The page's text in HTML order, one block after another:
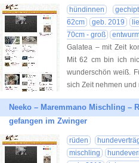
hündinnen gechipt
62cm
geb. 2019
70cm - groß
Galatea – mit Zeit
Mit 62 cm bin ich
wunderschön weiß.
sich Zeit nehmen und
Neeko – Maremmano Mischling –
gefangen im Zwinger
rüden
mischling